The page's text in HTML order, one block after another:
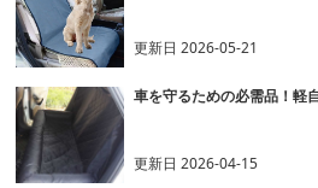
更新日2026-05-21
車を守るための必需品！軽
更新日2026-04-15